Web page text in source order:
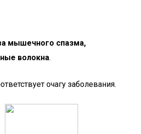
мышечного спазма,
волокна.
очагу заболевания.